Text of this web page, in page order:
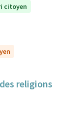
citoyen
religions